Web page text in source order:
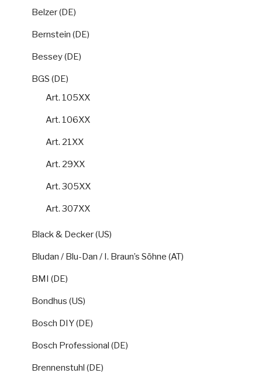
Belzer (DE)
Bernstein (DE)
Bessey (DE)
BGS (DE)
Art. 105XX
Art. 106XX
Art. 21XX
Art. 29XX
Art. 305XX
Art. 307XX
Black & Decker (US)
Bludan / Blu-Dan / I. Braun’s Söhne (AT)
BMI (DE)
Bondhus (US)
Bosch DIY (DE)
Bosch Professional (DE)
Brennenstuhl (DE)